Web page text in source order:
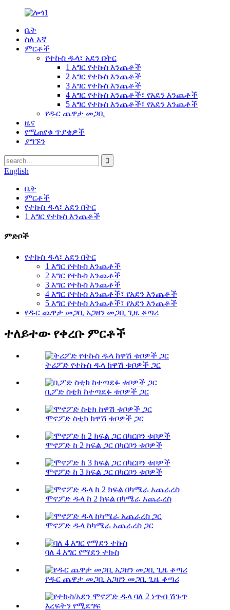
ቤት
ስለ እኛ
ምርቶች
የተኩስ ዱላ፣ አደን በትር
1 እግር የተኩስ እንጨቶች
2 እግር የተኩስ እንጨቶች
3 እግር የተኩስ እንጨቶች
4 እግር የተኩስ እንጨቶች፣ የአደን እንጨቶች
5 እግር የተኩስ እንጨቶች፣ የአደን እንጨቶች
የዱር ጨዋታ መጋቢ
ዜና
የሚጠየቁ ጥያቄዎች
ያግኙን
English
ቤት
ምርቶች
የተኩስ ዱላ፣ አደን በትር
1 እግር የተኩስ እንጨቶች
ምድቦች
የተኩስ ዱላ፣ አደን በትር
1 እግር የተኩስ እንጨቶች
2 እግር የተኩስ እንጨቶች
3 እግር የተኩስ እንጨቶች
4 እግር የተኩስ እንጨቶች፣ የአደን እንጨቶች
5 እግር የተኩስ እንጨቶች፣ የአደን እንጨቶች
የዱር ጨዋታ መጋቢ አጋዘን መጋቢ ጊዜ ቆጣሪ
ተለይተው የቀረቡ ምርቶች
ትሪፖድ የተኩስ ዱላ ከዋሽ ቱቦዎች ጋር
ቢፖድ ስቲክ ከተጣደፉ ቱቦዎች ጋር
ሞኖፖድ ስቲክ ከዋሽ ቱቦዎች ጋር
ሞኖፖድ ከ 2 ክፍል ጋር በካርቦን ቱቦዎች
ሞኖፖድ ከ 3 ክፍል ጋር በካርቦን ቱቦዎች
ሞኖፖድ ዱላ ከ 2 ክፍል በካሜራ አጨራረስ
ሞኖፖድ ዱላ ከካሜራ አጨራረስ ጋር
ባለ 4 እግር የማደን ተኩስ
የዱር ጨዋታ መጋቢ አጋዘን መጋቢ ጊዜ ቆጣሪ